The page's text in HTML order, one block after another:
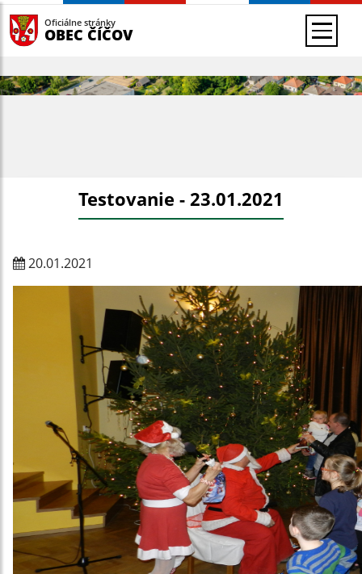
Oficiálne stránky
OBEC ČÍČOV
Testovanie - 23.01.2021
20.01.2021